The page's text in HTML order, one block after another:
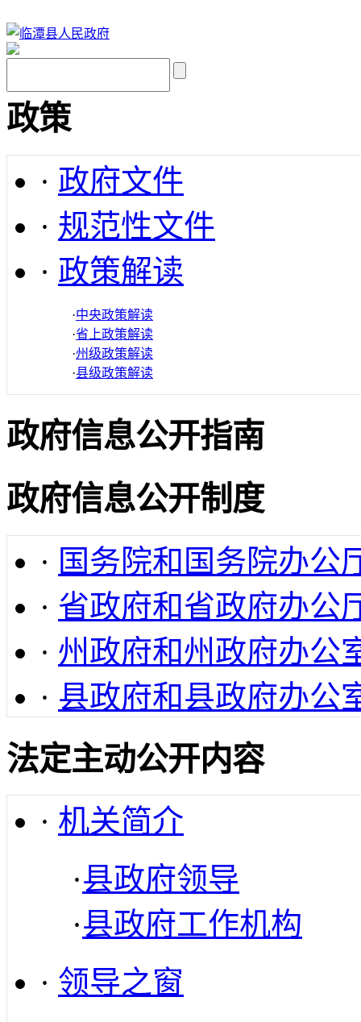
政策
· 政府文件
· 规范性文件
· 政策解读
·中央政策解读
·省上政策解读
·州级政策解读
·县级政策解读
政府信息公开指南
政府信息公开制度
· 国务院和国务院办公
· 省政府和省政府办公
· 州政府和州政府办公
· 县政府和县政府办公
法定主动公开内容
· 机关简介
·县政府领导
·县政府工作机构
· 领导之窗